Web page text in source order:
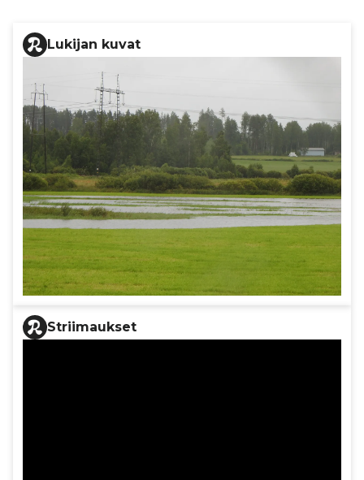
Lukijan kuvat
Striimaukset